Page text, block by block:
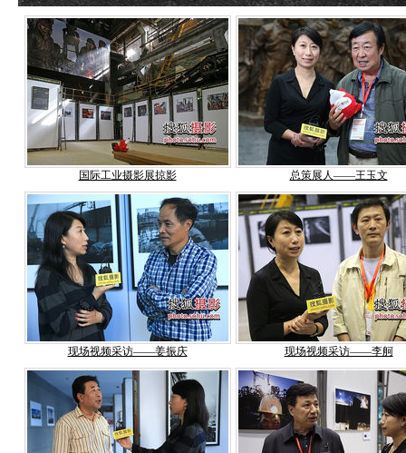
国际工业摄影展掠影 总策展人——王玉文
现场视频采访——姜振庆 现场视频采访——李舸